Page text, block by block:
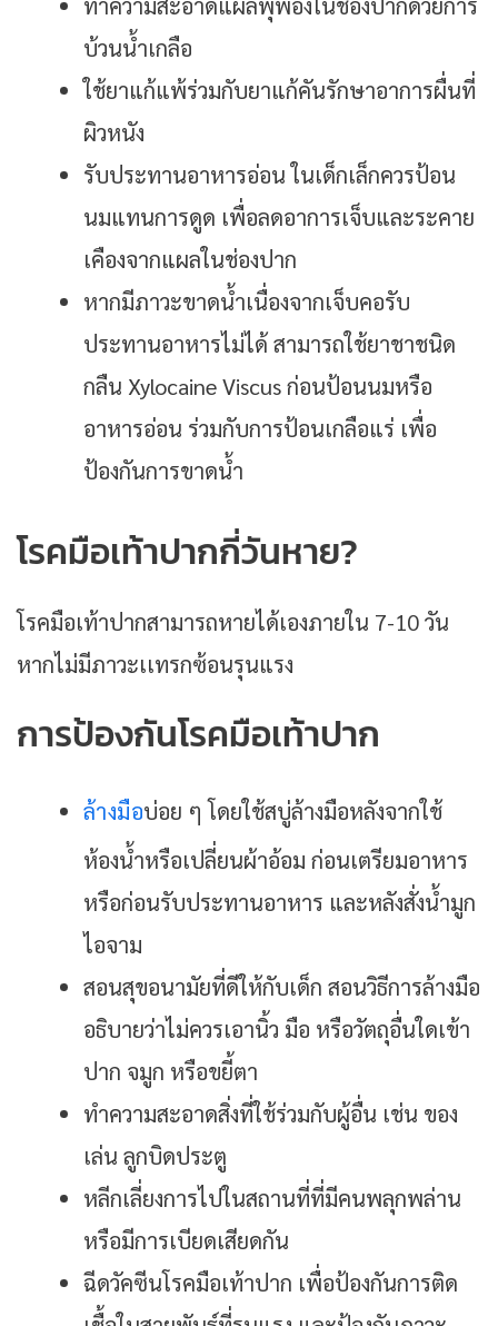
บ้วนน้ำเกลือ
ใช้ยาแก้แพ้ร่วมกับยาแก้คันรักษาอาการผื่นที่
ผิวหนัง
รับประทานอาหารอ่อน ในเด็กเล็กควรป้อน
นมแทนการดูด เพื่อลดอาการเจ็บและระคาย
เคืองจากแผลในช่องปาก
หากมีภาวะขาดน้ำเนื่องจากเจ็บคอรับ
ประทานอาหารไม่ได้ สามารถใช้ยาชาชนิด
กลืน Xylocaine Viscus ก่อนป้อนนมหรือ
อาหารอ่อน ร่วมกับการป้อนเกลือแร่ เพื่อ
ป้องกันการขาดน้ำ
โรคมือเท้าปากกี่วันหาย?
โรคมือเท้าปากสามารถหายได้เองภายใน 7-10 วัน
หากไม่มีภาวะเเทรกซ้อนรุนแรง
การป้องกันโรคมือเท้าปาก
ล้างมือบ่อย ๆ โดยใช้สบู่ล้างมือหลังจากใช้
ห้องน้ำหรือเปลี่ยนผ้าอ้อม ก่อนเตรียมอาหาร
หรือก่อนรับประทานอาหาร และหลังสั่งน้ำมูก
ไอจาม
สอนสุขอนามัยที่ดีให้กับเด็ก สอนวิธีการล้างมือ
อธิบายว่าไม่ควรเอานิ้ว มือ หรือวัตถุอื่นใดเข้า
ปาก จมูก หรือขยี้ตา
ทำความสะอาดสิ่งที่ใช้ร่วมกับผู้อื่น เช่น ของ
เล่น ลูกบิดประตู
หลีกเลี่ยงการไปในสถานที่ที่มีคนพลุกพล่าน
หรือมีการเบียดเสียดกัน
ฉีดวัคซีนโรคมือเท้าปาก เพื่อป้องกันการติด